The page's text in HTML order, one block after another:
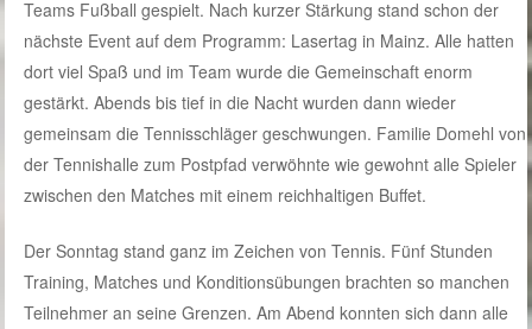
Teams Fußball gespielt. Nach kurzer Stärkung stand schon der
nächste Event auf dem Programm: Lasertag in Mainz. Alle hatten
dort viel Spaß und im Team wurde die Gemeinschaft enorm
gestärkt. Abends bis tief in die Nacht wurden dann wieder
gemeinsam die Tennisschläger geschwungen. Familie Domehl von
der Tennishalle zum Postpfad verwöhnte wie gewohnt alle Spieler
zwischen den Matches mit einem reichhaltigen Buffet.
Der Sonntag stand ganz im Zeichen von Tennis. Fünf Stunden
Training, Matches und Konditionsübungen brachten so manchen
Teilnehmer an seine Grenzen. Am Abend konnten sich dann alle